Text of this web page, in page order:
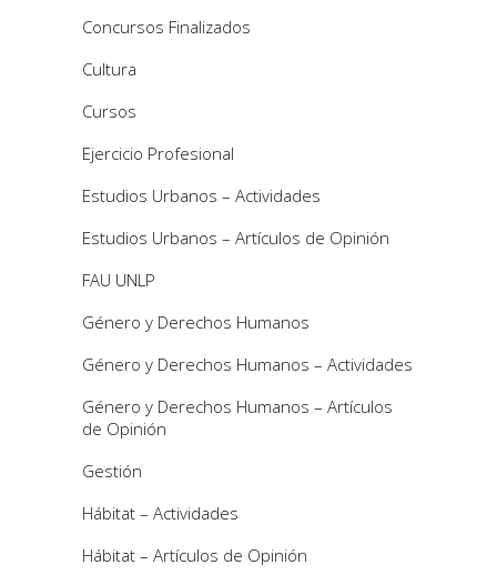
Concursos Finalizados
Cultura
Cursos
Ejercicio Profesional
Estudios Urbanos – Actividades
Estudios Urbanos – Artículos de Opinión
FAU UNLP
Género y Derechos Humanos
Género y Derechos Humanos – Actividades
Género y Derechos Humanos – Artículos
de Opinión
Gestión
Hábitat – Actividades
Hábitat – Artículos de Opinión